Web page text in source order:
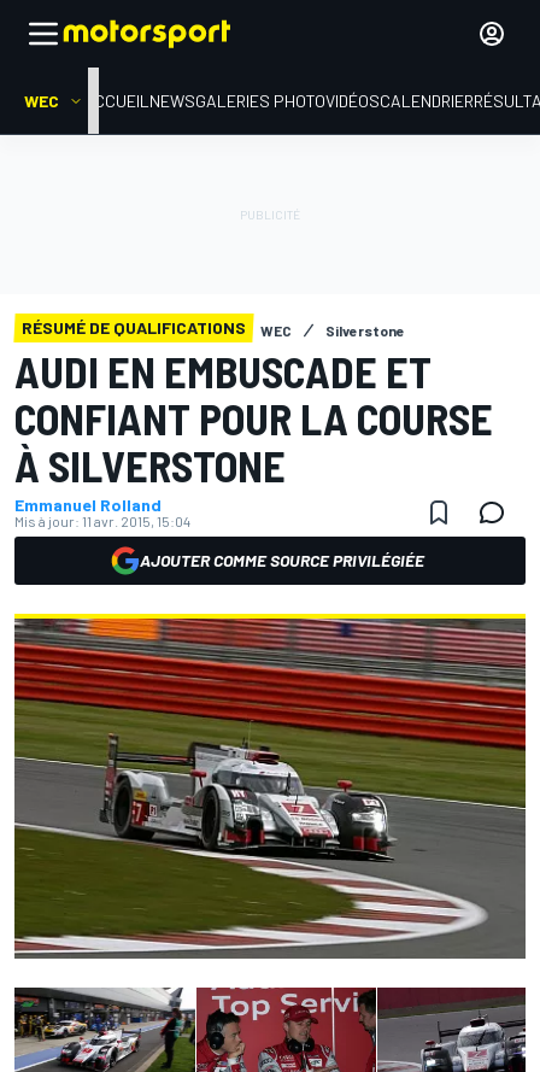
WEC ACCUEIL NEWSGALERIES PHOTOVIDÉOSCALENDRIER
RÉSUMÉ DE QUALIFICATIONS WEC Silverstone
AUDI EN EMBUSCADE ET
CONFIANT POUR LA COURSE
À SILVERSTONE
Emmanuel Rolland
Mis à jour: 11 avr. 2015, 15:04
AJOUTER COMME SOURCE PRIVILÉGIÉE